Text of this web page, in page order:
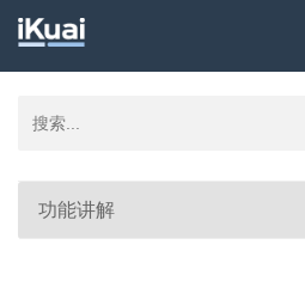
功能讲解